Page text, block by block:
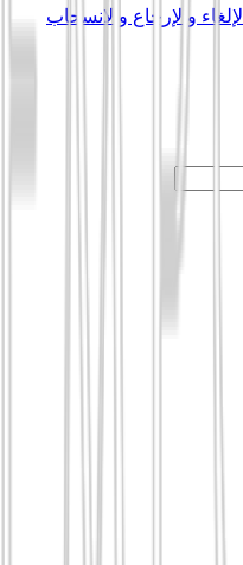
الإلغاء والإرجاع والانسحاب